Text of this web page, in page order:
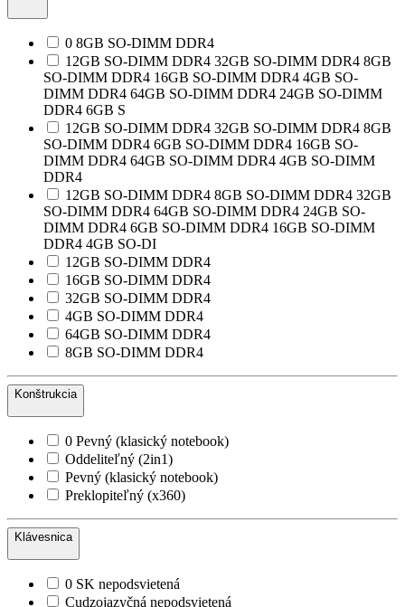
0 8GB SO-DIMM DDR4
12GB SO-DIMM DDR4 32GB SO-DIMM DDR4 8GB
SO-DIMM DDR4 16GB SO-DIMM DDR4 4GB SO-
DIMM DDR4 64GB SO-DIMM DDR4 24GB SO-DIMM
DDR4 6GB S
12GB SO-DIMM DDR4 32GB SO-DIMM DDR4 8GB
SO-DIMM DDR4 6GB SO-DIMM DDR4 16GB SO-
DIMM DDR4 64GB SO-DIMM DDR4 4GB SO-DIMM
DDR4
12GB SO-DIMM DDR4 8GB SO-DIMM DDR4 32GB
SO-DIMM DDR4 64GB SO-DIMM DDR4 24GB SO-
DIMM DDR4 6GB SO-DIMM DDR4 16GB SO-DIMM
DDR4 4GB SO-DI
12GB SO-DIMM DDR4
16GB SO-DIMM DDR4
32GB SO-DIMM DDR4
4GB SO-DIMM DDR4
64GB SO-DIMM DDR4
8GB SO-DIMM DDR4
Konštrukcia
0 Pevný (klasický notebook)
Oddeliteľný (2in1)
Pevný (klasický notebook)
Preklopiteľný (x360)
Klávesnica
0 SK nepodsvietená
Cudzojazyčná nepodsvietená